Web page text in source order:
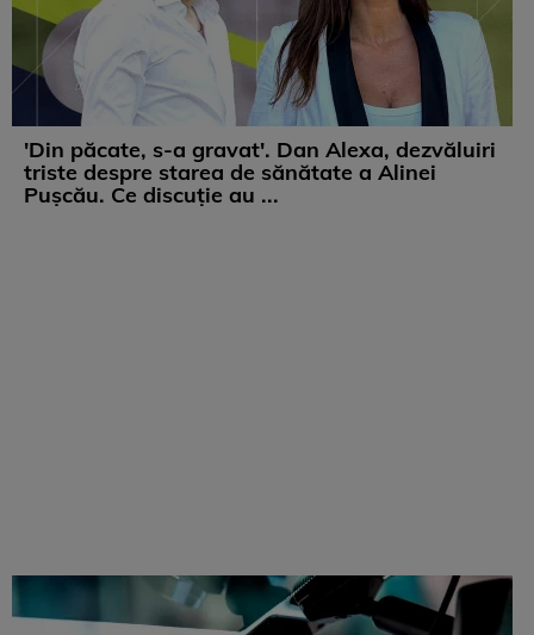
'Din păcate, s-a gravat'. Dan Alexa, dezvăluiri
triste despre starea de sănătate a Alinei
Pușcău. Ce discuție au ...